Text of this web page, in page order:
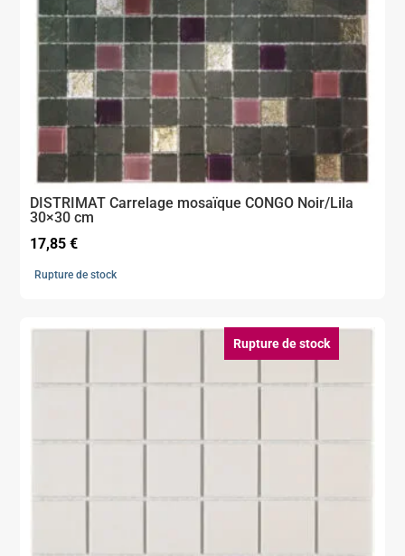
DISTRIMAT Carrelage mosaïque CONGO Noir/Lila
30×30 cm
17,85€
Rupture de stock
Rupture de stock